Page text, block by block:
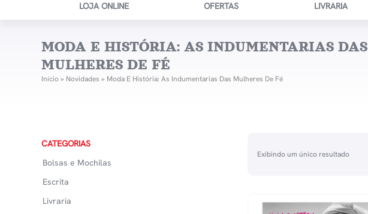
LOJA ONLINE OFERTAS LIVRARIA
MODA E HISTÓRIA: AS INDUMENTARIAS DAS
MULHERES DE FÉ
Início» Novidades » Moda E História: As Indumentarias Das Mulheres De Fé
CATEGORIAS
Bolsas e Mochilas
Escrita
Livraria
Exibindo um único resultado